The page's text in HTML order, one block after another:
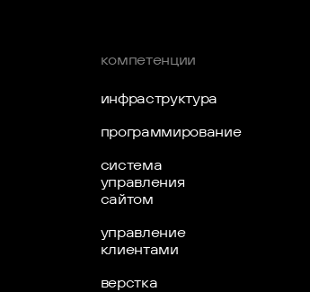
компетенции
инфраструктура
программирование
система
управления
сайтом
управление
клиентами
верстка